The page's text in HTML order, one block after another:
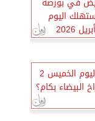
اليوم
أسعار الدواجن اليوم الخميس 2